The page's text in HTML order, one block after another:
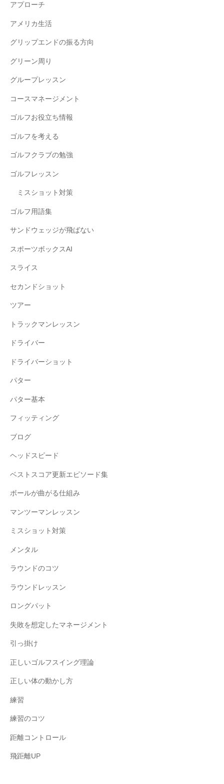
アプローチ
アメリカ生活
グリップエンドの振る方向
グリーン周り
グループレッスン
コースマネージメント
ゴルフお役立ち情報
ゴルフを考える
ゴルフクラブの勉強
ゴルフレッスン
ミスショット対策
ゴルフ用語集
サンドウェッジが飛ばない
スポーツボックスAI
スライス
セカンドショット
ツアー
トラックマンレッスン
ドライバー
ドライバーショット
パター
パター基本
フィッティング
ブログ
ヘッドスピード
ベストスコア更新エピソード集
ボールが曲がる仕組み
マンツーマンレッスン
ミスショット対策
メンタル
ラウンドのコツ
ラウンドレッスン
ロングパット
失敗を想定したマネージメント
引っ掛け
正しいゴルフスイング理論
正しい体の動かし方
練習
練習のコツ
距離コントロール
飛距離UP